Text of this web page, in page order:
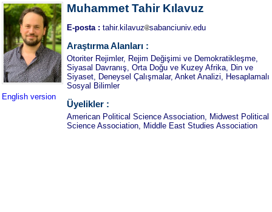
English version
Muhammet Tahir Kılavuz
E-posta : tahir.kilavuz sabanciuniv.edu
Araştırma Alanları :
Otoriter Rejimler, Rejim Değişimi ve Demokratikleşme,
Siyasal Davranış, Orta Doğu ve Kuzey Afrika, Din ve
Siyaset, Deneysel Çalışmalar, Anket Analizi, Hesaplamalı
Sosyal Bilimler
Üyelikler :
American Political Science Association, Midwest Political
Science Association, Middle East Studies Association